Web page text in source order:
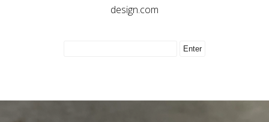
design.com